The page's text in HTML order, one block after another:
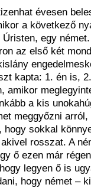
évesen
a következő
egy
az első két
kapta: 1. én is,
amikor
a kis
meggyőzni
sokkal
rosszat. A
ő ezen már
legyen ő is
hogy német –